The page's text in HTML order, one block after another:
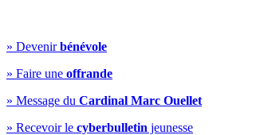
» Devenirbénévole
» Faire une offrande
» Message du Cardinal Marc Ouellet
» Recevoir le cyberbulletin jeunesse